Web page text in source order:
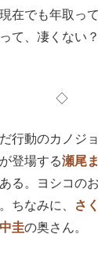
在でも年取っ
て、凄くない？
◇
行動のカノジョ
登場する瀬尾
る。ヨシコの
ちなみに、
さ
圭の奥さん。